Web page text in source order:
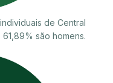
de Central
são homens.